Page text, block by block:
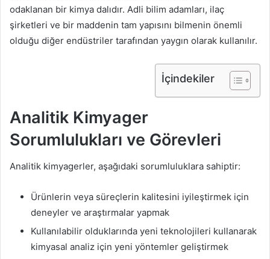
odaklanan bir kimya dalıdır. Adli bilim adamları, ilaç
şirketleri ve bir maddenin tam yapısını bilmenin önemli
olduğu diğer endüstriler tarafından yaygın olarak kullanılır.
İçindekiler
Analitik Kimyager
Sorumlulukları ve Görevleri
Analitik kimyagerler, aşağıdaki sorumluluklara sahiptir:
Ürünlerin veya süreçlerin kalitesini iyileştirmek için
deneyler ve araştırmalar yapmak
Kullanılabilir olduklarında yeni teknolojileri kullanarak
kimyasal analiz için yeni yöntemler geliştirmek